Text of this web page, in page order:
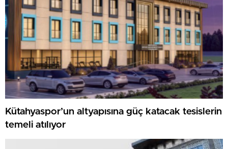
Kütahyaspor’un altyapısına güç katacak tesislerin
temeli atılıyor